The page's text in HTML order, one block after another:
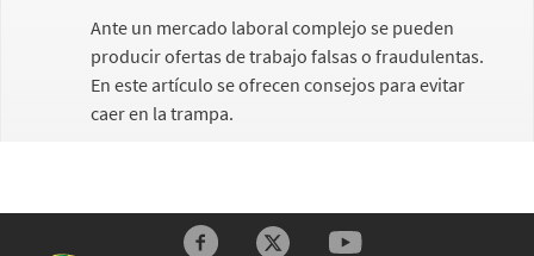
Ante un mercado laboral complejo se pueden
producir ofertas de trabajo falsas o fraudulentas.
En este artículo se ofrecen consejos para evitar
caer en la trampa.
Redes sociales y Feeds